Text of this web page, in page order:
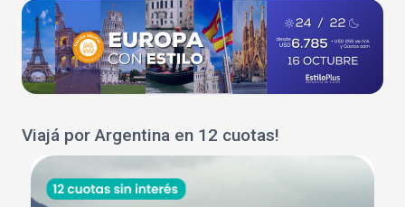
Viajá por Argentina en 12 cuotas!